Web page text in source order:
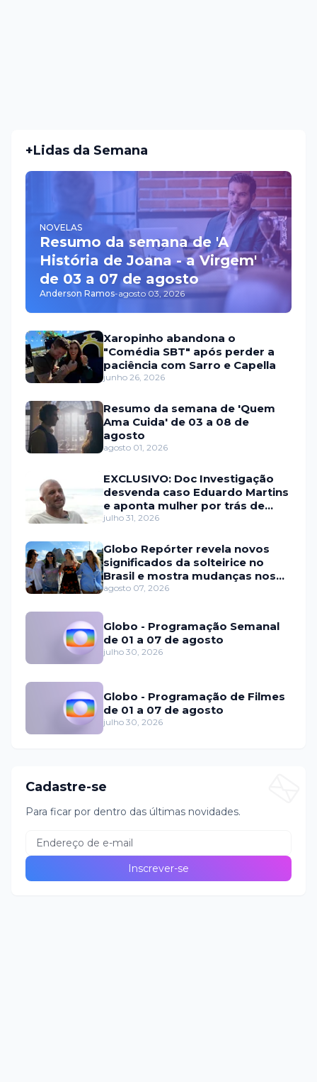
+Lidas da Semana
NOVELAS
Resumo da semana de 'A
História de Joana - a Virgem'
de 03 a 07 de agosto
Anderson Ramos-agosto 03, 2026
Xaropinho abandona o
"Comédia SBT" após perder a
paciência com Sarro e Capella
junho 26, 2026
Resumo da semana de 'Quem
Ama Cuida' de 03 a 08 de
agosto
agosto 01, 2026
EXCLUSIVO: Doc Investigação
desvenda caso Eduardo Martins
e aponta mulher por trás de
fraude internacional
julho 31, 2026
Globo Repórter revela novos
significados da solteirice no
Brasil e mostra mudanças nos
relacionamentos
agosto 07, 2026
Globo - Programação Semanal
de 01 a 07 de agosto
julho 30, 2026
Globo - Programação de Filmes
de 01 a 07 de agosto
julho 30, 2026
Cadastre-se
Para ficar por dentro das últimas novidades.